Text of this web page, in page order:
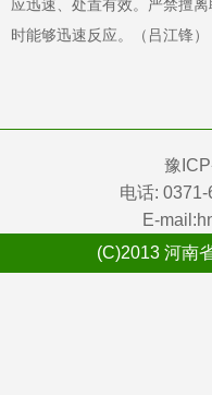
应迅速、处置有效。严禁擅
时能够迅速反应。（吕江锋）
豫
电话:
E-
(C)2013 河南